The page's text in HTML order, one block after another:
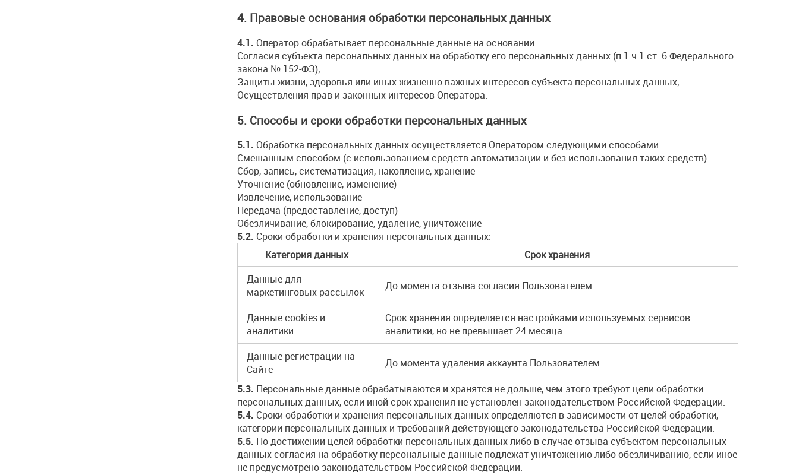
4. Правовые основания обработки персональных данных
4.1. Оператор обрабатывает персональные данные на основании:
Согласия субъекта персональных данных на обработку его персональных данных (п.1 ч.1 ст. 6 Федерального
закона № 152-ФЗ);
Защиты жизни, здоровья или иных жизненно важных интересов субъекта персональных данных;
Осуществления прав и законных интересов Оператора.
5. Способы и сроки обработки персональных данных
5.1. Обработка персональных данных осуществляется Оператором следующими способами:
Смешанным способом (с использованием средств автоматизации и без использования таких средств)
Сбор, запись, систематизация, накопление, хранение
Уточнение (обновление, изменение)
Извлечение, использование
Передача (предоставление, доступ)
Обезличивание, блокирование, удаление, уничтожение
5.2. Сроки обработки и хранения персональных данных:
Категория данных
Срок хранения
Данные для
маркетинговых рассылок
До момента отзыва согласия Пользователем
Данные cookies и
аналитики
Срок хранения определяется настройками используемых сервисов
аналитики, но не превышает 24 месяца
Данные регистрации на
Сайте
До момента удаления аккаунта Пользователем
5.3. Персональные данные обрабатываются и хранятся не дольше, чем этого требуют цели обработки
персональных данных, если иной срок хранения не установлен законодательством Российской Федерации.
5.4. Сроки обработки и хранения персональных данных определяются в зависимости от целей обработки,
категории персональных данных и требований действующего законодательства Российской Федерации.
5.5. По достижении целей обработки персональных данных либо в случае отзыва субъектом персональных
данных согласия на обработку персональные данные подлежат уничтожению либо обезличиванию, если иное
не предусмотрено законодательством Российской Федерации.